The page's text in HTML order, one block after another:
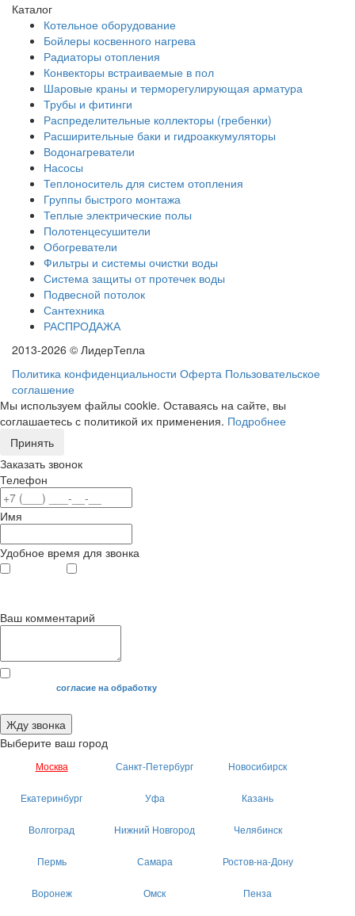
Каталог
Котельное оборудование
Бойлеры косвенного нагрева
Радиаторы отопления
Конвекторы встраиваемые в пол
Шаровые краны и терморегулирующая арматура
Трубы и фитинги
Распределительные коллекторы (гребенки)
Расширительные баки и гидроаккумуляторы
Водонагреватели
Насосы
Теплоноситель для систем отопления
Группы быстрого монтажа
Теплые электрические полы
Полотенцесушители
Обогреватели
Фильтры и системы очистки воды
Система защиты от протечек воды
Подвесной потолок
Сантехника
РАСПРОДАЖА
2013-2026 © ЛидерТепла
Политика конфиденциальности Оферта Пользовательское
соглашение
Мы используем файлы cookie. Оставаясь на сайте, вы
соглашаетесь с политикой их применения. Подробнее
Принять
Заказать звонок
Телефон
Имя
Удобное время для звонка
Ваш комментарий
Я даю своесогласие на обработку
Жду звонка
Выберите ваш город
Москва Санкт-Петербург Новосибирск
Екатеринбург Уфа Казань
Волгоград Нижний Новгород Челябинск
Пермь Самара Ростов-на-Дону
Воронеж Омск Пенза